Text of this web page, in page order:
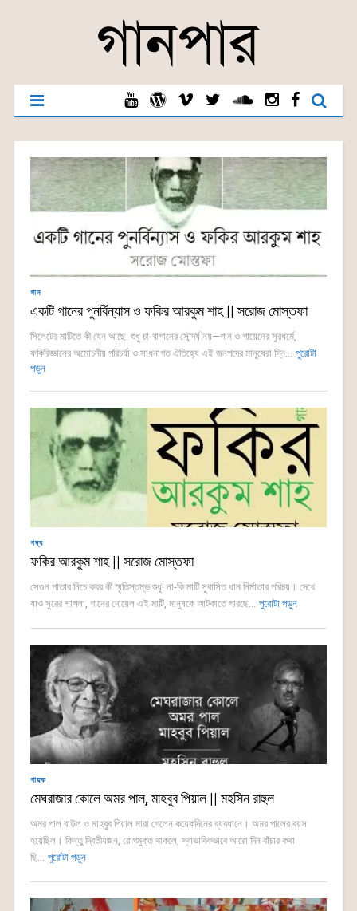
গান
একটি গানের পুনর্বিন্যাস ও ফকির আরকুম শাহ || সরোজ মোস্তফা
সিলেটের মাটিতে কী যেন আছে! শুধু চা-বাগানের সৌন্দর্য নয়—গান ও গায়েনের সুরধর্মে,
ফকিরিজ্ঞানের অমোচনীয় পরিচর্যা ও সাধনাগত ঐতিহ্যে এই জনপদের মানুষেরা স্নি... পুরোটা
পড়ুন
গদ্য
ফকির আরকুম শাহ || সরোজ মোস্তফা
সেগুন পাতার নিচে কবর কী স্মৃতিস্তম্ভ শুধু! না-কি মাটি সুবাসিত ধান নির্মাতার পরিচয়। দেখে
যাও সুরের শাপলা, গানের দোয়েল এই মাটি, মানুষকে আটকাতে পারছে... পুরোটা পড়ুন
গায়ক
মেঘরাজার কোলে অমর পাল, মাহবুব পিয়াল || মহসিন রাহুল
অমর পাল বাউল ও মাহবুব পিয়াল মারা গেলেন কয়েকদিনের ব্যবধানে। অমর পালের বয়স
হয়েছিল। কিন্তু দ্বিতীয়জন, রোগমুক্ত থাকলে, স্বাভাবিকভাবে আরো দিন বাঁচার কথা
ছি... পুরোটা পড়ুন